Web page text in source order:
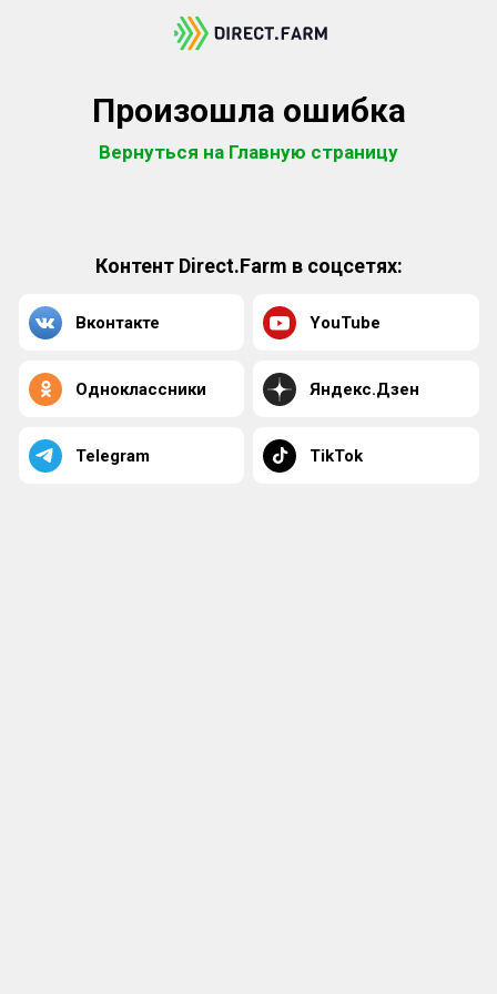
Произошла ошибка
Вернуться на Главную страницу
Контент Direct.Farm в соцсетях:
Вконтакте YouTube
Одноклассники Яндекс.Дзен
Telegram TikTok